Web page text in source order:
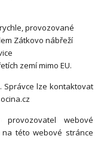
provozované
Zátkovo nábřeží
zemí mimo EU.
Správce lze kontaktovat
provozovatel webové
na této webové stránce